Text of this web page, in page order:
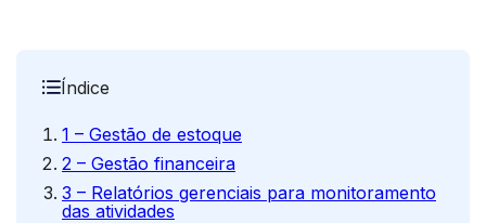
Índice
1 – Gestão de estoque
2 – Gestão financeira
3 – Relatórios gerenciais para monitoramento
das atividades